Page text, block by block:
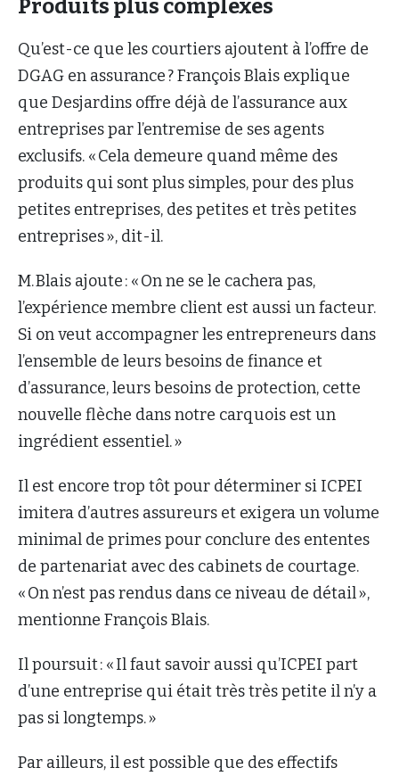
Produits plus complexes
Qu’est-ce que les courtiers ajoutent à l’offre de
DGAG en assurance ? François Blais explique
que Desjardins offre déjà de l’assurance aux
entreprises par l’entremise de ses agents
exclusifs. « Cela demeure quand même des
produits qui sont plus simples, pour des plus
petites entreprises, des petites et très petites
entreprises », dit-il.
M. Blais ajoute : « On ne se le cachera pas,
l’expérience membre client est aussi un facteur.
Si on veut accompagner les entrepreneurs dans
l’ensemble de leurs besoins de finance et
d’assurance, leurs besoins de protection, cette
nouvelle flèche dans notre carquois est un
ingrédient essentiel. »
Il est encore trop tôt pour déterminer si ICPEI
imitera d’autres assureurs et exigera un volume
minimal de primes pour conclure des ententes
de partenariat avec des cabinets de courtage.
« On n’est pas rendus dans ce niveau de détail »,
mentionne François Blais.
Il poursuit : « Il faut savoir aussi qu’ICPEI part
d’une entreprise qui était très très petite il n’y a
pas si longtemps. »
Par ailleurs, il est possible que des effectifs